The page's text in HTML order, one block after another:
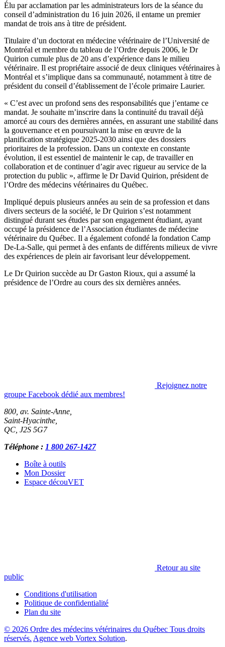
Élu par acclamation par les administrateurs lors de la séance du
conseil d’administration du 16 juin 2026, il entame un premier
mandat de trois ans à titre de président.
Titulaire d’un doctorat en médecine vétérinaire de l’Université de
Montréal et membre du tableau de l’Ordre depuis 2006, le Dr
Quirion cumule plus de 20 ans d’expérience dans le milieu
vétérinaire. Il est propriétaire associé de deux cliniques vétérinaires à
Montréal et s’implique dans sa communauté, notamment à titre de
président du conseil d’établissement de l’école primaire Laurier.
« C’est avec un profond sens des responsabilités que j’entame ce
mandat. Je souhaite m’inscrire dans la continuité du travail déjà
amorcé au cours des dernières années, en assurant une stabilité dans
la gouvernance et en poursuivant la mise en œuvre de la
planification stratégique 2025-2030 ainsi que des dossiers
prioritaires de la profession. Dans un contexte en constante
évolution, il est essentiel de maintenir le cap, de travailler en
collaboration et de continuer d’agir avec rigueur au service de la
protection du public », affirme le Dr David Quirion, président de
l’Ordre des médecins vétérinaires du Québec.
Impliqué depuis plusieurs années au sein de sa profession et dans
divers secteurs de la société, le Dr Quirion s’est notamment
distingué durant ses études par son engagement étudiant, ayant
occupé la présidence de l’Association étudiantes de médecine
vétérinaire du Québec. Il a également cofondé la fondation Camp
De-La-Salle, qui permet à des enfants de différents milieux de vivre
des expériences de plein air favorisant leur développement.
Le Dr Quirion succède au Dr Gaston Rioux, qui a assumé la
présidence de l’Ordre au cours des six dernières années.
Rejoignez notre
groupe Facebook dédié aux membres!
800, av. Sainte-Anne,
Saint-Hyacinthe
QC J2S 5G7
Téléphone : 1 800 267-1427
Boîte à outils
Mon Dossier
Espace découVET
Retour au site
public
Conditions d'utilisation
Politique de confidentialité
Plan du site
© 2026 Ordre des médecins vétérinaires du Québec Tous droits
réservés. Agence web Vortex Solution.